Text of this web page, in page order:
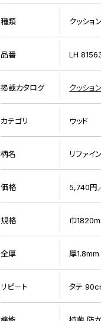
種類 クッショ
品番 LH
掲載カタログ クッシ
カテゴリ ウッド
柄名 リファイ
価格 5,740円
規格 巾
全厚 厚1.8mm
リピート タテ